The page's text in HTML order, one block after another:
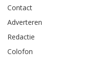
Contact
Adverteren
Redactie
Colofon